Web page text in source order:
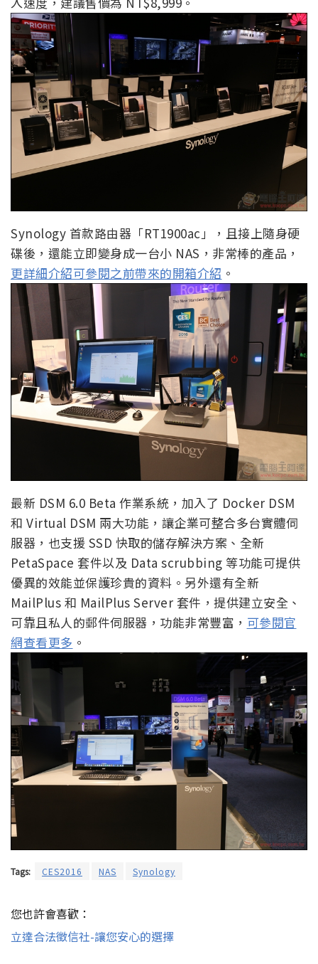
Synology 首款路由器「RT1900ac」，且接上隨身硬
碟後，還能立即變身成一台小 NAS，非常棒的產品，
更詳細介紹可參閱之前帶來的開箱介紹 。
最新 DSM 6.0 Beta 作業系統，加入了 Docker DSM
和 Virtual DSM 兩大功能，讓企業可整合多台實體伺
服器，也支援 SSD 快取的儲存解決方案、全新
PetaSpace 套件以及 Data scrubbing 等功能可提供
優異的效能並保護珍貴的資料。另外還有全新
MailPlus 和 MailPlus Server 套件，提供建立安全、
可靠且私人的郵件伺服器，功能非常豐富， 可參閱官
網查看更多 。
Tags: CES2016 NAS Synology
您也許會喜歡：
立達合法徵信社-讓您安心的選擇